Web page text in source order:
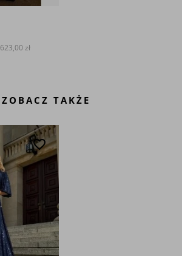
623,00 zł
ZOBACZ TAKŻE
favorite_border